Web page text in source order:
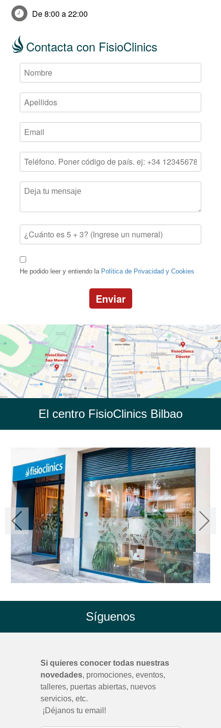
De 8:00 a 22:00
Contacta con FisioClinics
He podido leer y entiendo la Política de Privacidad y Cookies
Enviar
El centro FisioClinics Bilbao
Síguenos